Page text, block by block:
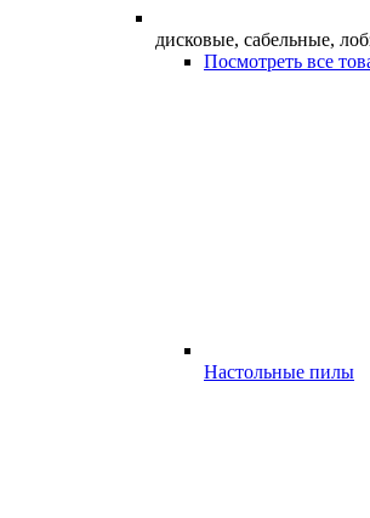
дисковые, сабельные,
Посмотреть все
Настольные пилы